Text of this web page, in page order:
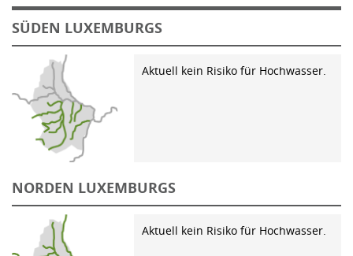
SÜDEN LUXEMBURGS
Aktuell kein Risiko für Hochwasser.
NORDEN LUXEMBURGS
Aktuell kein Risiko für Hochwasser.